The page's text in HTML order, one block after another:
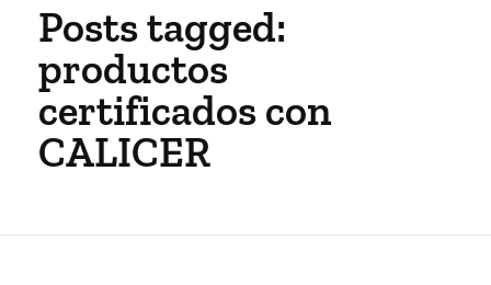
Posts tagged:
productos
certificados con
CALICER